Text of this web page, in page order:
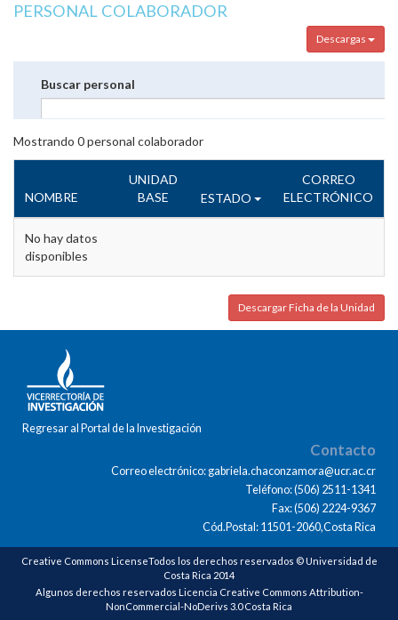
PERSONAL COLABORADOR
Descargas
Buscar personal
Mostrando 0personal colaborador
NOMBRE
UNIDAD
BASE
ESTADO
CORREO
ELECTRÓNICO
No hay datos
disponibles
Descargar Ficha de la Unidad
Regresar al Portal de la Investigación
Contacto
Correo electrónico: gabriela.chaconzamora@ucr.ac.cr
Teléfono: (506) 2511-1341
Fax: (506) 2224-9367
Cód.Postal: 11501-2060,Costa Rica
Creative Commons LicenseTodos los derechos reservados © Universidad de
Costa Rica 2014
Algunos derechos reservados Licencia Creative Commons Attribution-
NonCommercial-NoDerivs 3.0 Costa Rica